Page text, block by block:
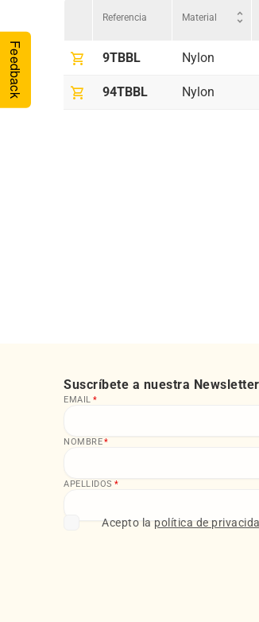
Referencia Material unfold_more
shopping_cart 9TBBL Nylon
shopping_cart 94TBBL Nylon
Suscríbete a nuestra Newsletter
EMAIL *
NOMBRE*
APELLIDOS *
Acepto la política de
Feedback